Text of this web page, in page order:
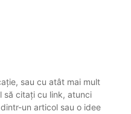
sau cu atât mai mult
să citați cu link, atunci
un articol sau o idee